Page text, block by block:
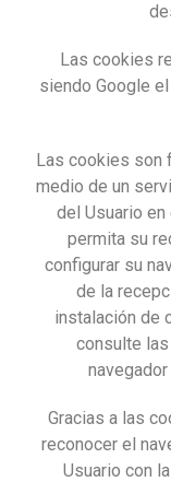
Las cookies
siendo Google
Las cookies son
medio de un
del Usuario en
permita su
configurar su
de la
instalación de
consulte
Gracias a las
reconocer el
Usuario con